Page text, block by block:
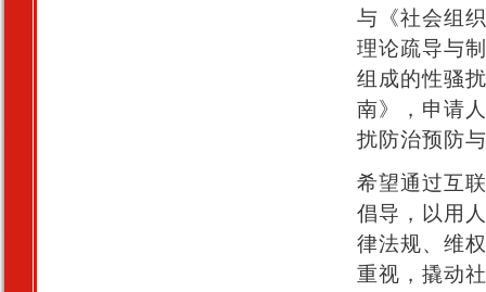
与《社会组
理论疏导与
组成的性骚
南》，申请
扰防治预防
希望通过互
倡导，以用
律法规、维
重视，撬动